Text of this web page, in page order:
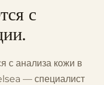
с
с анализа кожи в
— специалист